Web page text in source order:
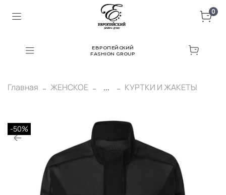
0
ЕВРОПЕЙСКИЙ
FASHION GROUP
Главная ЖЕНСКОЕ ... КУРТКИ И ЖАКЕТЫ
-50%